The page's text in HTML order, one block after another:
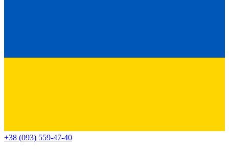
+38 (093) 559-47-40